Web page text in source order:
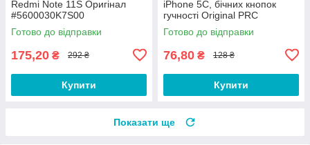
Redmi Note 11S Оригінал
#5600030K7S00
Готово до відправки
175,20 ₴ 292 ₴
Купити
iPhone 5C, бічних кнопок
гучності Original PRC
Готово до відправки
76,80 ₴ 128 ₴
Купити
Показати ще